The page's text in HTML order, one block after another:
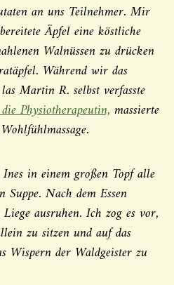
an uns Teilnehmer. Mir
Äpfel eine köstliche
Walnüssen zu drücken
Während wir das
Martin R. selbst verfasste
Physiotherapeutin, massierte
in einem großen Topf alle
Nach dem Essen
ausruhen. Ich zog es vor,
zu sitzen und auf das
Wispern der Waldgeister zu